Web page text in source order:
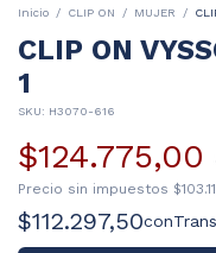
Inicio / CLIP ON / MUJER /
CLIP ON
1
SKU: H3070-616
$124.775,00
Precio sin impuestos
$112.297,50con